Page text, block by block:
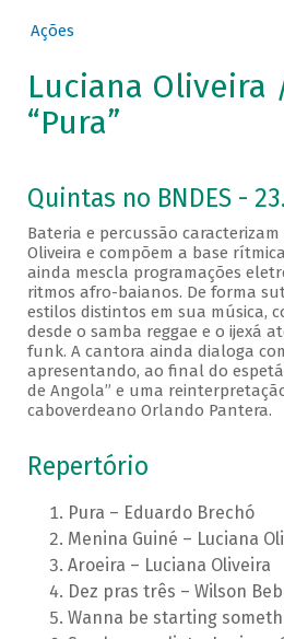
Ações
Luciana Oliveira
“Pura”
Quintas no BNDES -
Bateria e percussão
Oliveira e compõem a base
ainda mescla programações
ritmos afro-baianos. De forma
estilos distintos em sua música,
desde o samba reggae e o ijexá
funk. A cantora ainda dialoga
apresentando, ao final do
de Angola” e uma
caboverdeano Orlando Pantera.
Repertório
Pura – Eduardo Brechó
Menina Guiné – Luciana
Aroeira – Luciana Oliveira
Dez pras três – Wilson
Wanna be starting